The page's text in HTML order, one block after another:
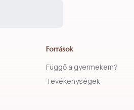
Források
Függő a gyermekem?
Tevékenységek